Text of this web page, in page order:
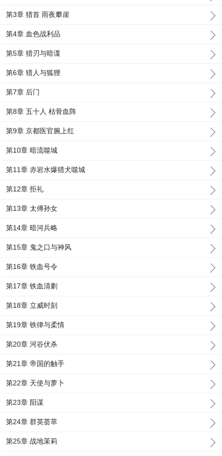
第3章 猎首 雨夜攀崖
第4章 血色战利品
第5章 猎刃与暗谍
第6章 猎人与狐狸
第7章 后门
第8章 五十人 枯骨血阵
第9章 京都医官腕上红
第10章 暗流噬城
第11章 赤岩水爆猎犬噬城
第12章 拒礼
第13章 太傅孙女
第14章 暗河兵略
第15章 鬼之口与神风
第16章 铁血号令
第17章 铁血清剿
第18章 立威时刻
第19章 铁律与柔情
第20章 河谷伏杀
第21章 帝国的触手
第22章 天使与萝卜
第23章 阳谋
第24章 群英荟萃
第25章 战地茉莉